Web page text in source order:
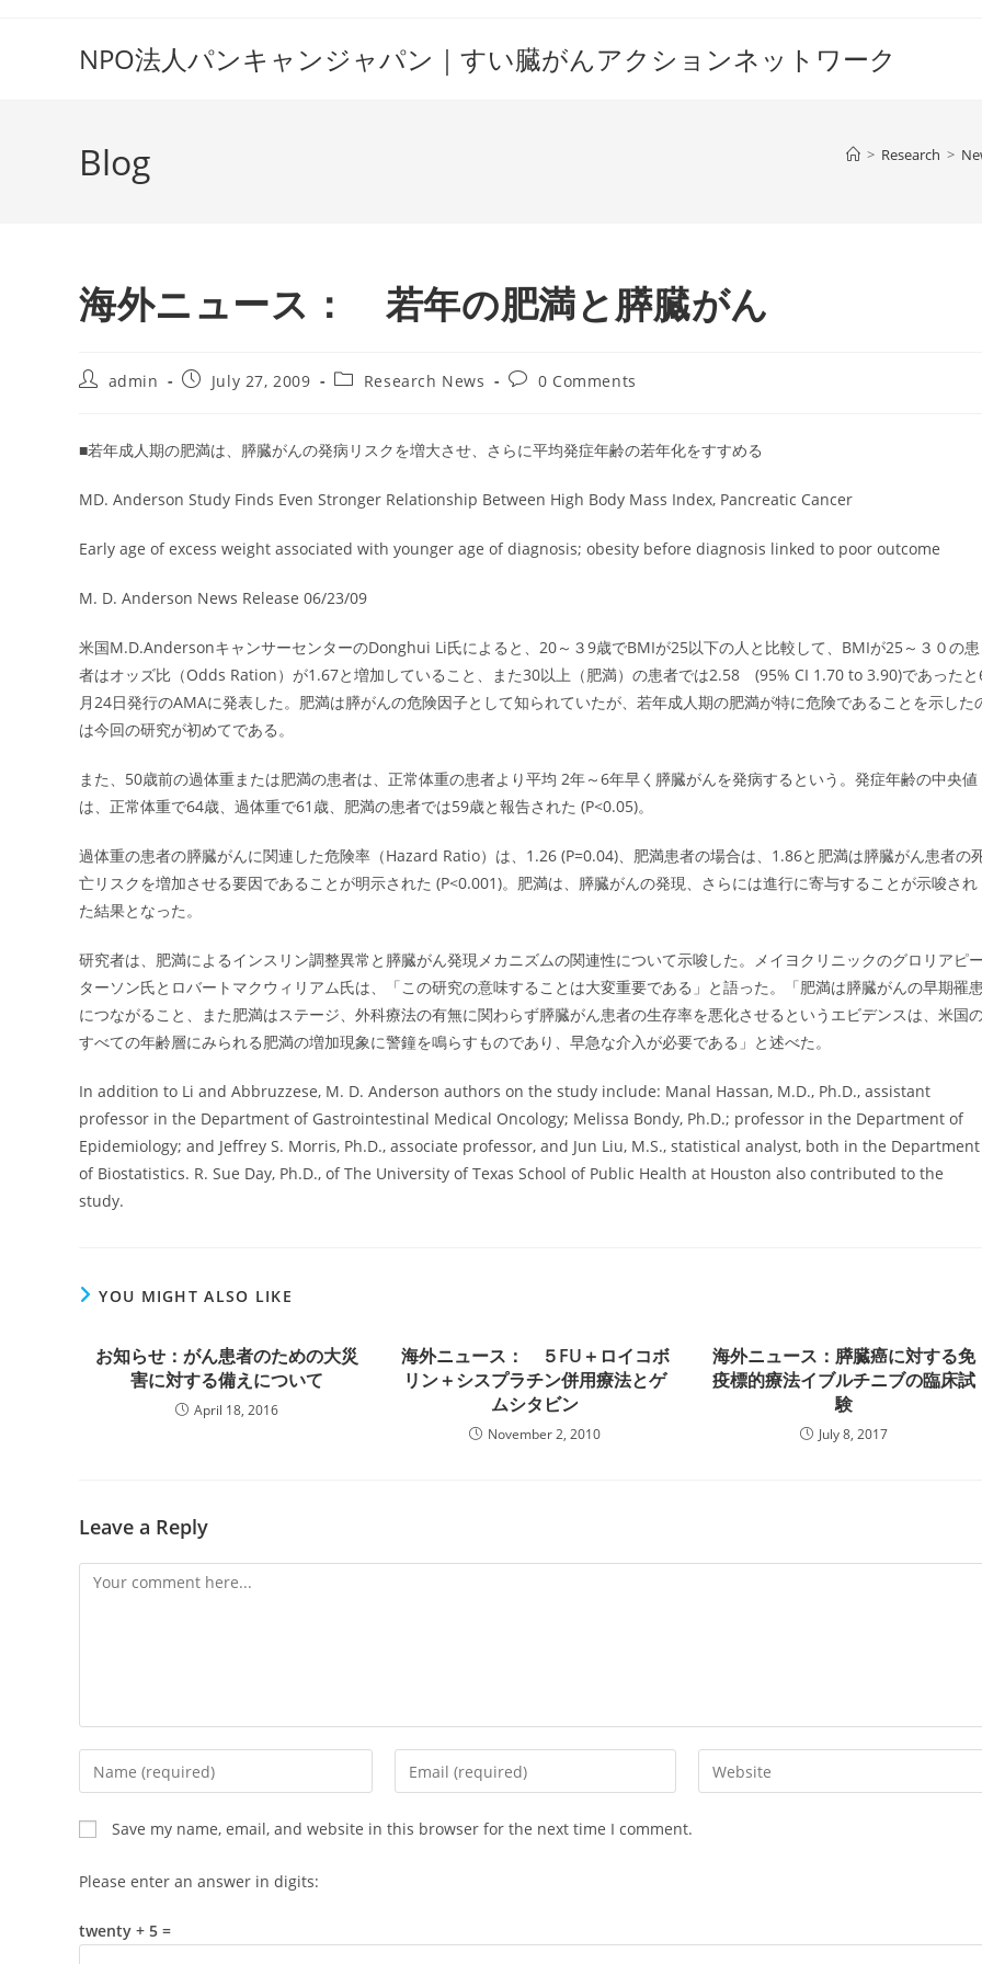
NPO法人パンキャンジャパン｜すい臓がんアクションネットワーク
Blog > Research >
海外ニュース： 若年の肥満と膵臓がん
Postadmin
PostJuly 27, 2009
PostResearch News
Post0 Comments
■若年成人期の肥満は、膵臓がんの発病リスクを増大させ、さらに平均発症年齢の若年化をすすめる
MD. Anderson Study Finds Even Stronger Relationship Between High Body Mass Index, Pancreatic Cancer
Early age of excess weight associated with younger age of diagnosis; obesity before diagnosis linked to poor outcome
M. D. Anderson News Release 06/23/09
米国M.D.AndersonキャンサーセンターのDonghui Li氏によると、20～３9歳でBMIが25以下の人と比較して、BMIが25～３０の患
者はオッズ比（Odds Ration）が1.67と増加していること、また30以上（肥満）の患者では2.58 (95% CI 1.70 to 3.90)であった
月24日発行のAMAに発表した。肥満は膵がんの危険因子として知られていたが、若年成人期の肥満が特に危険であることを示した
は今回の研究が初めてである。
また、50歳前の過体重または肥満の患者は、正常体重の患者より平均 2年～6年早く膵臓がんを発病するという。発症年齢の中央値
は、正常体重で64歳、過体重で61歳、肥満の患者では59歳と報告された (P<0.05)。
過体重の患者の膵臓がんに関連した危険率（Hazard Ratio）は、1.26 (P=0.04)、肥満患者の場合は、1.86と肥満は膵臓がん患者の
亡リスクを増加させる要因であることが明示された (P<0.001)。肥満は、膵臓がんの発現、さらには進行に寄与することが示唆され
た結果となった。
研究者は、肥満によるインスリン調整異常と膵臓がん発現メカニズムの関連性について示唆した。メイヨクリニックのグロリアピー
ターソン氏とロバートマクウィリアム氏は、「この研究の意味することは大変重要である」と語った。「肥満は膵臓がんの早期罹患
につながること、また肥満はステージ、外科療法の有無に関わらず膵臓がん患者の生存率を悪化させるというエビデンスは、米国
すべての年齢層にみられる肥満の増加現象に警鐘を鳴らすものであり、早急な介入が必要である」と述べた。
In addition to Li and Abbruzzese, M. D. Anderson authors on the study include: Manal Hassan, M.D., Ph.D., assistant
professor in the Department of Gastrointestinal Medical Oncology; Melissa Bondy, Ph.D.; professor in the Department of
Epidemiology; and Jeffrey S. Morris, Ph.D., associate professor, and Jun Liu, M.S., statistical analyst, both in the Department
of Biostatistics. R. Sue Day, Ph.D., of The University of Texas School of Public Health at Houston also contributed to the
study.
YOU MIGHT ALSO LIKE
お知らせ：がん患者のための大災
害に対する備えについて
April 18, 2016
海外ニュース： ５FU＋ロイコボ
リン＋シスプラチン併用療法とゲ
ムシタビン
November 2, 2010
海外ニュース：膵臓癌に対する免
疫標的療法イブルチニブの臨床試
験
July 8, 2017
Leave a Reply
Comment
Enter
your
name
or
username
comment
Enter
your
Enter
your
Save my name, email, and website in this browser for the next time I comment.
Please enter an answer in digits:
twenty + 5 =